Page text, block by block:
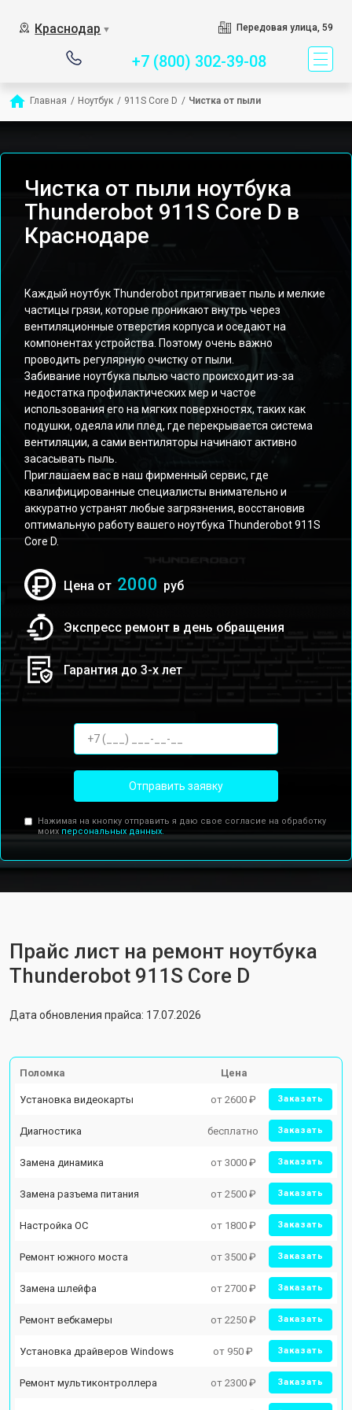
Краснодар ▼ Передовая улица, 59
+7 (800) 302-39-08
Главная / Ноутбук / 911S Core D / Чистка от пыли
Чистка от пыли ноутбука
Thunderobot 911S Core D в
Краснодаре
Каждый ноутбук Thunderobot притягивает пыль и мелкие
частицы грязи, которые проникают внутрь через
вентиляционные отверстия корпуса и оседают на
компонентах устройства. Поэтому очень важно
проводить регулярную очистку от пыли.
Забивание ноутбука пылью часто происходит из-за
недостатка профилактических мер и частое
использования его на мягких поверхностях, таких как
подушки, одеяла или плед, где перекрывается система
вентиляции, а сами вентиляторы начинают активно
засасывать пыль.
Приглашаем вас в наш фирменный сервис, где
квалифицированные специалисты внимательно и
аккуратно устранят любые загрязнения, восстановив
оптимальную работу вашего ноутбука Thunderobot 911S
Core D.
Цена от 2000 руб
Экспресс ремонт в день обращения
Гарантия до 3-х лет
Отправить заявку
Нажимая на кнопку отправить я даю свое согласие на обработку
моих персональных данных.
Прайс лист на ремонт ноутбука
Thunderobot 911S Core D
Дата обновления прайса: 17.07.2026
Поломка Цена
Установка видеокарты от 2600 ₽ Заказать
Диагностика бесплатно Заказать
Замена динамика от 3000 ₽ Заказать
Замена разъема питания от 2500 ₽ Заказать
Настройка ОС от 1800 ₽ Заказать
Ремонт южного моста от 3500 ₽ Заказать
Замена шлейфа от 2700 ₽ Заказать
Ремонт вебкамеры от 2250 ₽ Заказать
Установка драйверов Windows от 950 ₽ Заказать
Ремонт мультиконтроллера от 2300 ₽ Заказать